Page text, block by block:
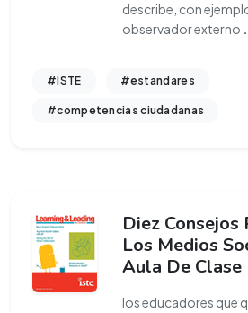
describe, con
observador externo
#ISTE #estandares
#competencias ciudadanas
Diez
Los Medios
Aula De Clase
los educadores que